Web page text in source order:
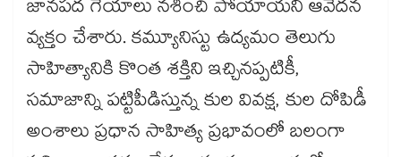
జానపద గేయాలు నశించి పోయాయని ఆవేదన
వ్యక్తం చేశారు. కమ్యూనిస్టు ఉద్యమం తెలుగు
సాహిత్యానికి కొంత శక్తిని ఇచ్చినప్పటికీ,
సమాజాన్ని పట్టిపీడిస్తున్న కుల వివక్ష, కుల దోపిడీ
అంశాలు ప్రధాన సాహిత్య ప్రభావంలో బలంగా